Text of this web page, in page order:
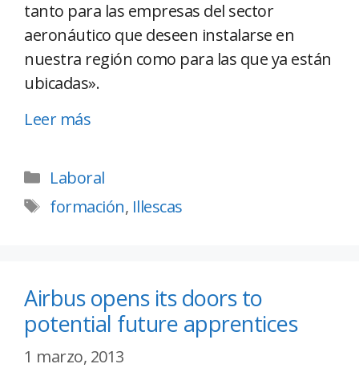
tanto para las empresas del sector
aeronáutico que deseen instalarse en
nuestra región como para las que ya están
ubicadas».
Leer más
Laboral
formación, Illescas
Airbus opens its doors to
potential future apprentices
1 marzo, 2013